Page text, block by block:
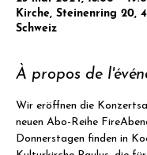
Kirche, Steinenring 20,
Schweiz
À propos de
Wir eröffnen die
neuen Abo-Reihe
Donnerstagen finden in